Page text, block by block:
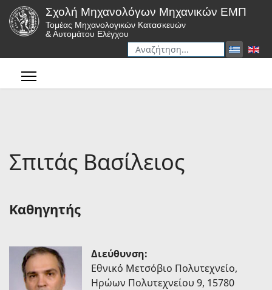
Σχολή Μηχανολόγων Μηχανικών ΕΜΠ
Τομέας Μηχανολογικών Κατασκευών
& Αυτομάτου Ελέγχου
Αναζήτηση
Σπιτάς Βασίλειος
Καθηγητής
Διεύθυνση:
Eθνικό Mετσόβιο Πολυτεχνείο,
Ηρώων Πολυτεχνείου 9, 15780